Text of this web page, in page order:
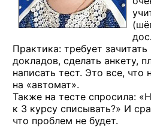
Практика: требует зачитать
докладов, сделать анкету,
написать тест. Это все, что
на «автомат».
Также на тесте спросила:
к 3 курсу списывать?» И
что проблем не будет.